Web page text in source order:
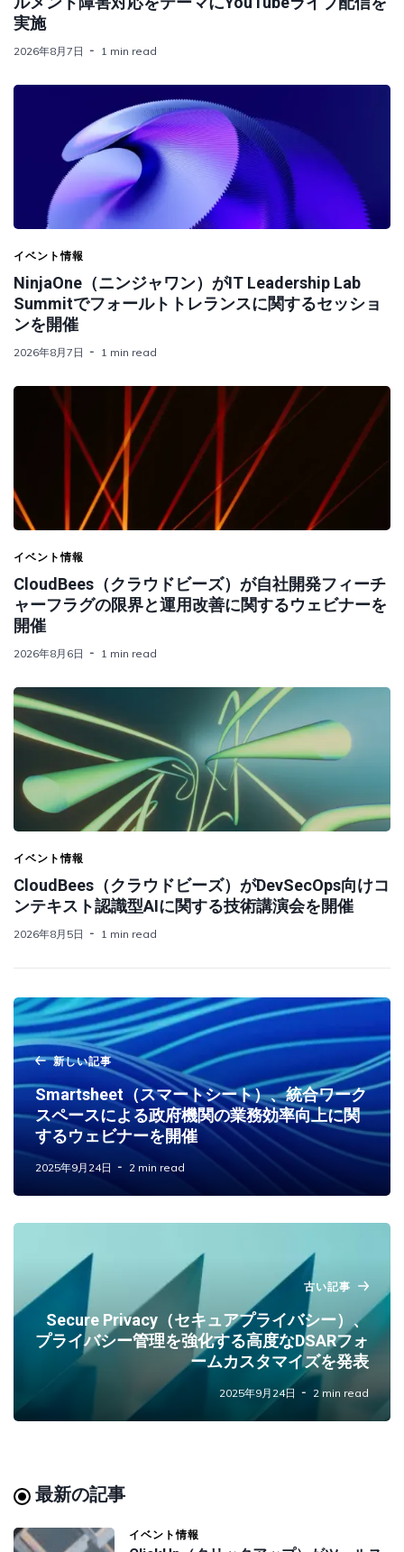
実施
2026年8月7日 1 min read
イベント情報
NinjaOne（ニンジャワン）がIT Leadership Lab
Summitでフォールトトレランスに関するセッショ
ンを開催
2026年8月7日 1 min read
イベント情報
CloudBees（クラウドビーズ）が自社開発フィーチ
ャーフラグの限界と運用改善に関するウェビナーを
開催
2026年8月6日 1 min read
イベント情報
CloudBees（クラウドビーズ）がDevSecOps向けコ
ンテキスト認識型AIに関する技術講演会を開催
2026年8月5日 1 min read
新しい記事
Smartsheet（スマートシート）、統合ワーク
スペースによる政府機関の業務効率向上に関
するウェビナーを開催
2025年9月24日 2 min read
古い記事
Secure Privacy（セキュアプライバシー）、
プライバシー管理を強化する高度なDSARフォ
ームカスタマイズを発表
2025年9月24日 2 min read
最新の記事
イベント情報